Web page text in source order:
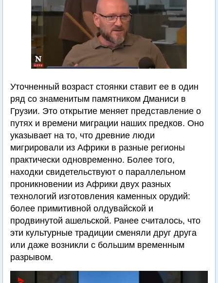
Уточненный возраст стоянки ставит ее в один
ряд со знаменитым памятником Дманиси в
Грузии. Это открытие меняет представление о
путях и времени миграции наших предков. Оно
указывает на то, что древние люди
мигрировали из Африки в разные регионы
практически одновременно. Более того,
находки свидетельствуют о параллельном
проникновении из Африки двух разных
технологий изготовления каменных орудий:
более примитивной олдувайской и
продвинутой ашельской. Ранее считалось, что
эти культурные традиции сменяли друг друга
или даже возникли с большим временным
разрывом.